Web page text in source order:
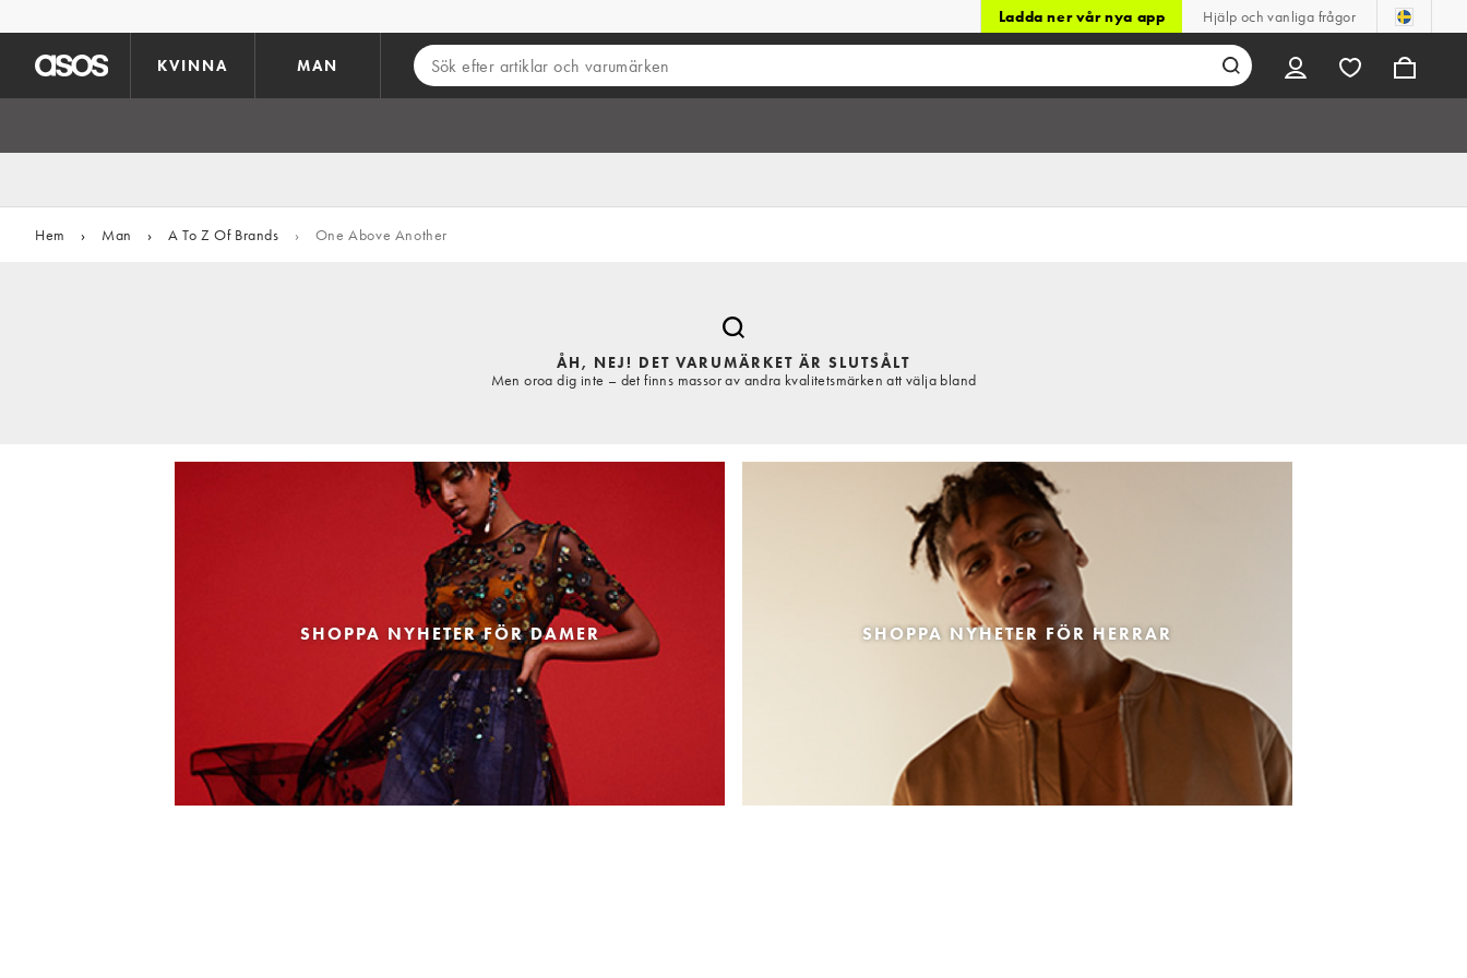
Ladda ner vår nya app Hjälp och vanliga frågor
KVINNA MAN
Hem › Man › A To Z Of Brands › One Above Another
ÅH, NEJ! DET VARUMÄRKET ÄR SLUTSÅLT
Men oroa dig inte – det finns massor av andra kvalitetsmärken att välja bland
SHOPPA NYHETER FÖR DAMER SHOPPA NYHETER FÖR HERRAR